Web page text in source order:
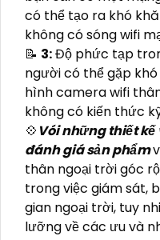
có thể tạo ra khó
không có sóng wifi
📝 3:Độ phức tạp
người có thể gặp
hình camera wifi
không có kiến thức
💠 Vói những thiết
đánh giá sản phẩm
thân ngoại trời góc
trong việc giám sát,
gian ngoại trời, tuy
lưỡng về các ưu và